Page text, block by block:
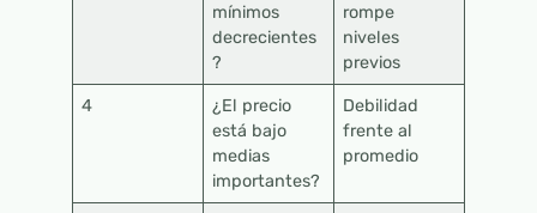
mínimos
decrecientes
?
rompe
niveles
previos
4
¿El precio
está bajo
medias
importantes?
Debilidad
frente al
promedio